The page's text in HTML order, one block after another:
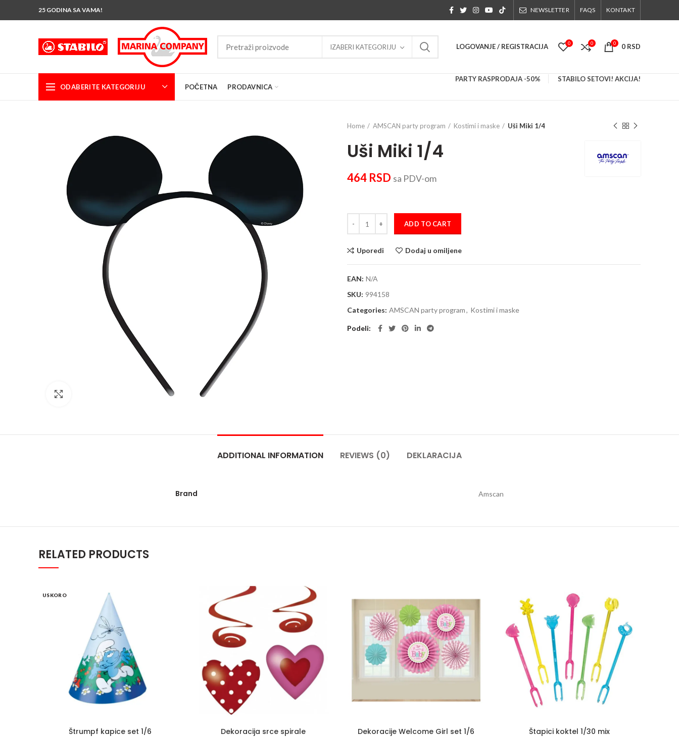
25 GODINA SA VAMA! NEWSLETTER FAQS KONTAKT
IZABERI KATEGORIJU LOGOVANJE / REGISTRACIJA 0 0 0 0 RSD
ODABERITE KATEGORIJU POČETNA PRODAVNICA
PARTY RASPRODAJA -50% STABILO SETOVI! AKCIJA!
Home AMSCAN party program Kostimi i maske Uši Miki 1/4
Uši Miki 1/4
464 RSD sa PDV-om
ADD TO CART
Uporedi Dodaj u omiljene
EAN: N/A
SKU: 994158
Categories: AMSCAN party program, Kostimi i maske
Podeli
ADDITIONAL INFORMATION REVIEWS (0) DEKLARACIJA
Brand Amscan
RELATED PRODUCTS
USKORO
Štrumpf kapice set 1/6
Štrumpf kapice set 1/6 quantity
Dekoracija srce spirale
Dekoracija srce spirale quantity
Dekoracije Welcome Girl set 1/6
Dekoracije Welcome Girl set 1/6 quantity
Štapici koktel 1/30 mix
Štapici koktel 1/30 mix quantity